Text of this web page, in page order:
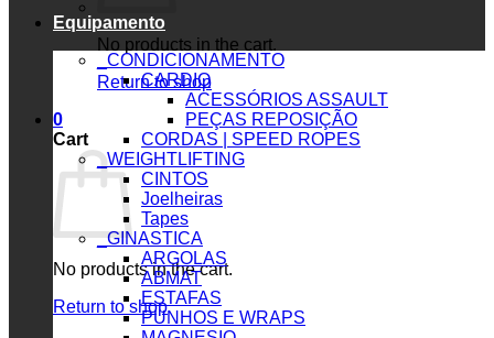
No products in the cart.
Return to shop
0
Cart
No products in the cart.
Return to shop
Equipamento
_CONDICIONAMENTO
CARDIO
ACESSÓRIOS ASSAULT
PEÇAS REPOSIÇÃO
CORDAS | SPEED ROPES
_WEIGHTLIFTING
CINTOS
Joelheiras
Tapes
_GINASTICA
ARGOLAS
ABMAT
ESTAFAS
PUNHOS E WRAPS